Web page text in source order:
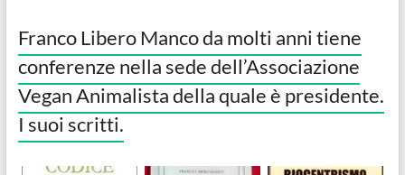
Franco Libero Manco da molti anni tiene
conferenze nella sede dell’Associazione
Vegan Animalista della quale è presidente.
I suoi scritti.